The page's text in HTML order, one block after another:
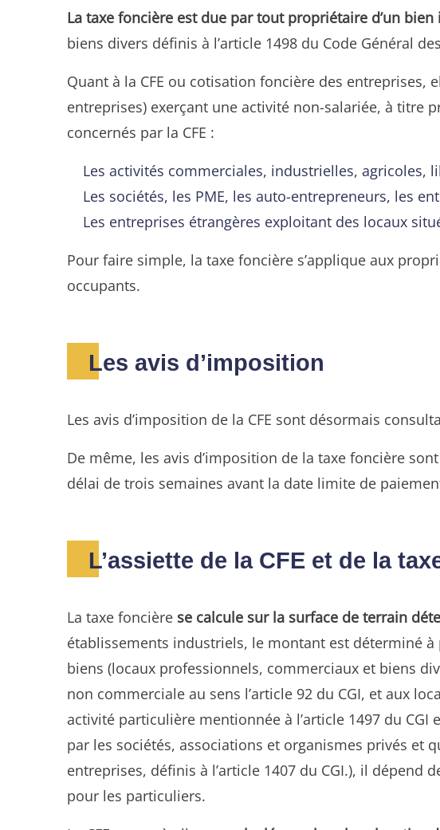
La taxe foncière est due par tout propriétaire d’un
biens divers définis à l’article 1498 du Code Général
Quant à la CFE ou cotisation foncière des entreprises,
entreprises) exerçant une activité non-salariée, à titre
concernés par la CFE :
Les activités commerciales, industrielles, agricoles,
Les sociétés, les PME, les auto-entrepreneurs, les
Les entreprises étrangères exploitant des locaux
Pour faire simple, la taxe foncière s’applique aux
occupants.
Les avis d’imposition
Les avis d’imposition de la CFE sont désormais
De même, les avis d’imposition de la taxe foncière
délai de trois semaines avant la date limite de
L’assiette de la CFE et de la
La taxe foncière se calcule sur la surface de terrain
établissements industriels, le montant est déterminé
biens (locaux professionnels, commerciaux et biens
non commerciale au sens l’article 92 du CGI, et aux
activité particulière mentionnée à l’article 1497 du
par les sociétés, associations et organismes privés et
entreprises, définis à l’article 1407 du CGI.), il
pour les particuliers.